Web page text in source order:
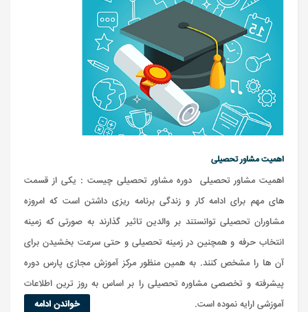
اهمیت مشاور تحصیلی
اهمیت مشاور تحصیلی دوره مشاور تحصیلی چیست : یکی از قسمت
های مهم برای ادامه کار و زندگی برنامه ریزی داشتن است که امروزه
مشاوران تحصیلی توانستند بر والدین تاثیر گذارند به صورتی که زمینه
انتخاب حرفه و همچنین در زمینه تحصیلی و حتی سرعت بخشیدن برای
آن ها را مشخص کنند. به همین منظور مرکز آموزش مجازی پارس دوره
پیشرفته و تخصصی مشاوره تحصیلی را بر اساس به روز ترین اطلاعات
آموزشی ارایه نموده است.
خواندن ادامه